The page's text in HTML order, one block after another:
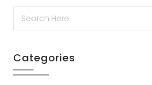
Categories